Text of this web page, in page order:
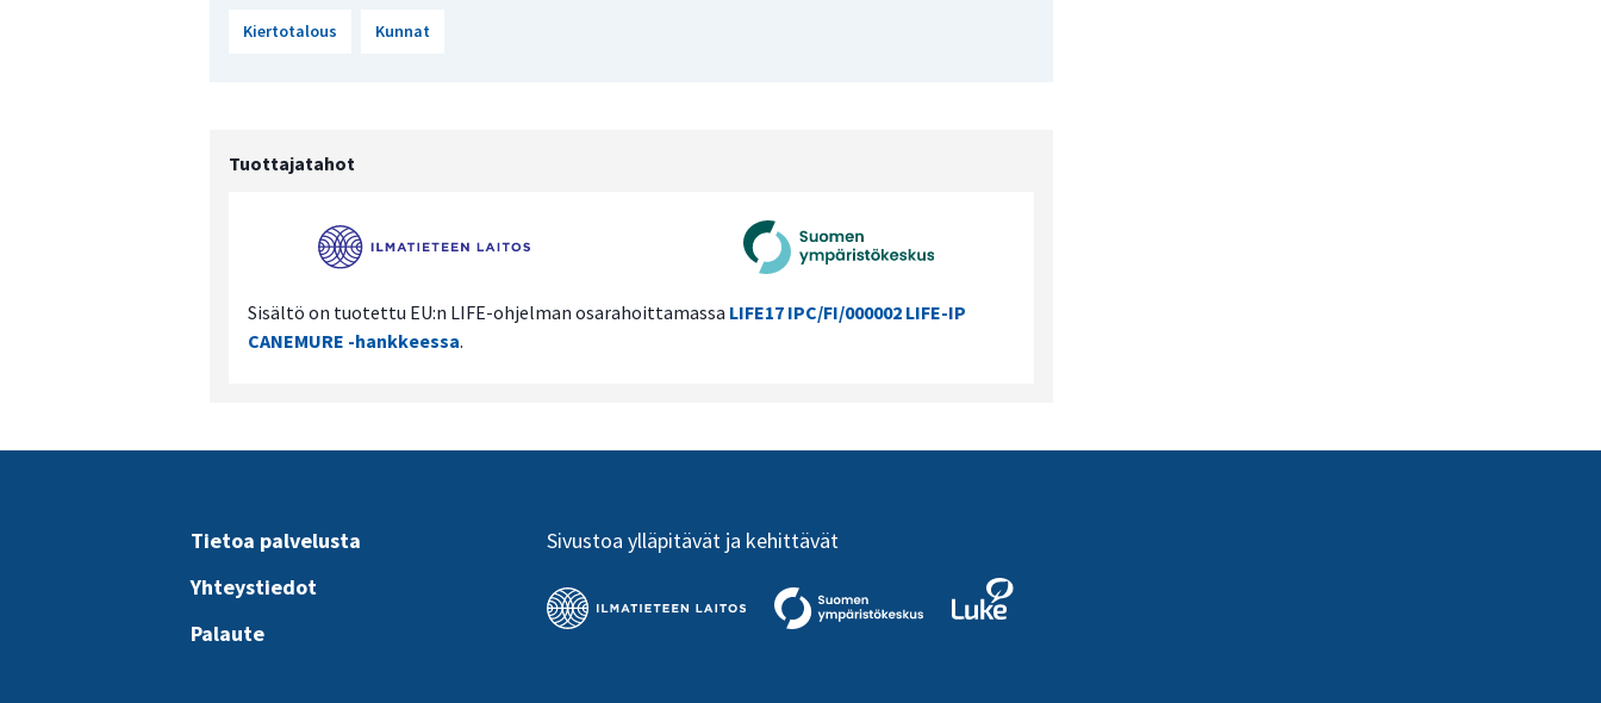
Kiertotalous Kunnat
Tuottajatahot
Sisältö on tuotettu EU:n LIFE-ohjelman osarahoittamassa LIFE17 IPC/FI/000002 LIFE-IP
CANEMURE -hankkeessa.
Tietoa palvelusta
Yhteystiedot
Palaute
Sivustoa ylläpitävät ja kehittävät